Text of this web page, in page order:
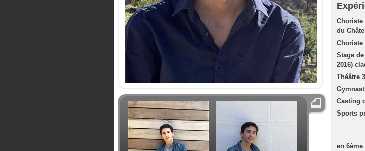
Choriste
du
Choriste
Stage
2016)
Théâtre
Casting
Sports
en